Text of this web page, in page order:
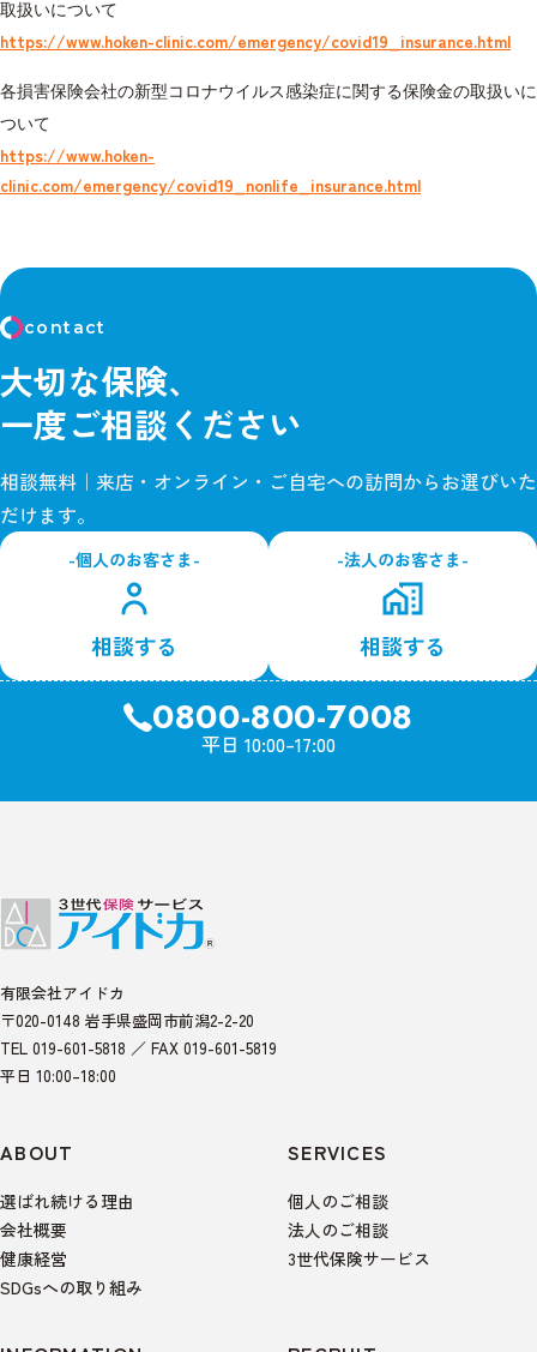
取扱いについて
https://www.hoken-clinic.com/emergency/covid19_insurance.html
各損害保険会社の新型コロナウイルス感染症に関する保険金の取扱いに
ついて
https://www.hoken-
clinic.com/emergency/covid19_nonlife_insurance.html
contact
大切な保険、
一度ご相談ください
相談無料｜来店・オンライン・ご自宅への訪問からお選びいた
だけます。
-個人のお客さま-
相談する
-法人のお客さま-
相談する
0800-800-7008
平日 10:00–17:00
有限会社アイドカ
〒020-0148 岩手県盛岡市前潟2-2-20
TEL 019-601-5818 ／ FAX 019-601-5819
平日 10:00–18:00
ABOUT
選ばれ続ける理由
会社概要
健康経営
SDGsへの取り組み
SERVICES
個人のご相談
法人のご相談
3世代保険サービス